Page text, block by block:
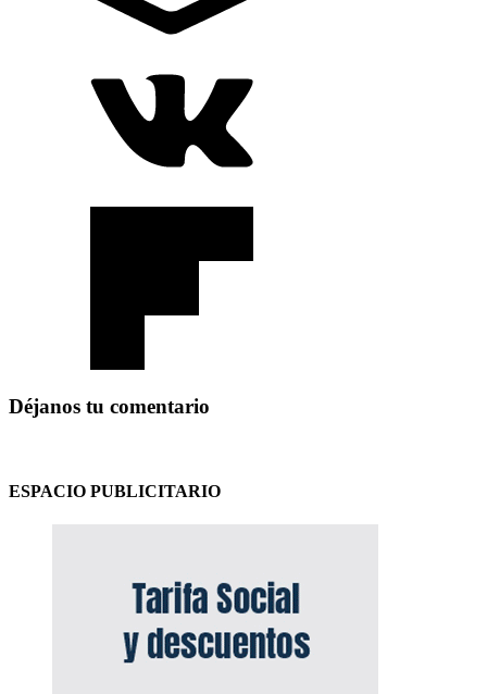
Déjanos tu comentario
ESPACIO PUBLICITARIO